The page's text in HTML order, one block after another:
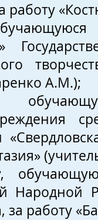
А.М.);
Народной
работу